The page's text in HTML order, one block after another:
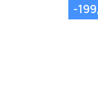
-